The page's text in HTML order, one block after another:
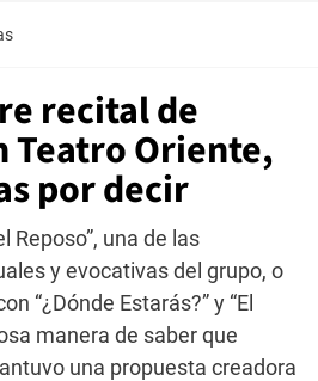
recital de
Teatro Oriente,
por decir
Reposo”, una de las
y evocativas del grupo, o
“¿Dónde Estarás?” y “El
manera de saber que
una propuesta creadora